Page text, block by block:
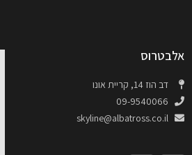
אלבטרוס
דב הוז 14, קריית אונו
09-9540066
skyline@albatross.co.il